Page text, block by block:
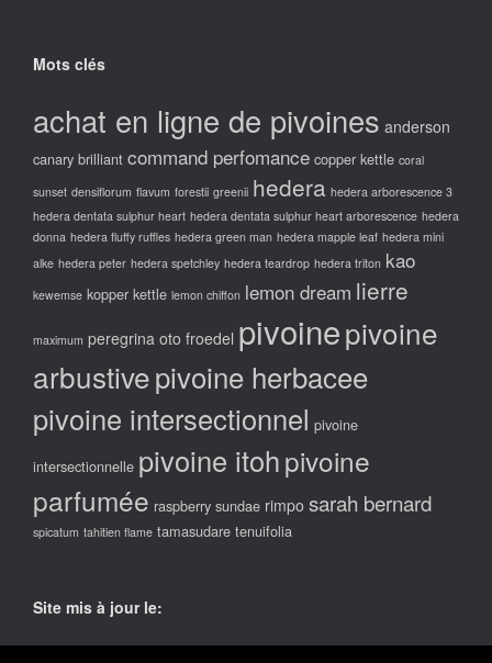
Mots clés
achat en ligne de pivoines anderson
canary brilliant command perfomance copper kettle coral
sunset densiflorum flavum forestii greenii hedera hedera arborescence 3
hedera dentata sulphur heart hedera dentata sulphur heart arborescence hedera
donna hedera fluffy ruffles hedera green man hedera mapple leaf hedera mini
alke hedera peter hedera spetchley hedera teardrop hedera triton kao
kewemse kopper kettle lemon chiffon lemon dream lierre
maximum peregrina oto froedel pivoinepivoine
arbustivepivoine herbacee
pivoine intersectionnel pivoine
intersectionnelle pivoine itohpivoine
parfumée raspberry sundae rimpo sarah bernard
spicatum tahitien flame tamasudare tenuifolia
Site mis à jour le:
lundi 25 novembre 2024